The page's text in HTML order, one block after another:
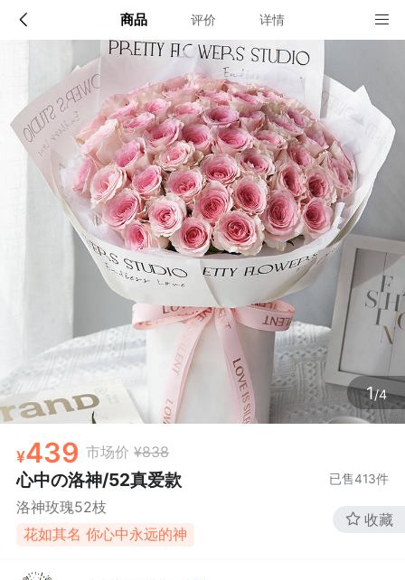
商品 评价 详情
1/4
439 市场价 ¥838
心中の洛神/52真爱款 已售413件
洛神玫瑰52枝
花如其名 你心中永远的神
收藏
配送说明
“精品鲜花”限送40个城市的市区及近郊：北京、上海、
广州、深圳、天津、重庆、大连、青岛、苏州、厦门、
宁波、温州、无锡、珠海、东莞、佛山，及其他省会城
市（石家庄、太原、呼和浩特、沈阳、长春、哈尔滨、
南京、杭州、合肥、福州、南昌、济南、郑州、武汉、
长沙、南宁、海口、成都、贵阳、昆明、西安、兰州、
银川、乌鲁木齐）
确定
店铺信息
该地区暂无配送门店
确定